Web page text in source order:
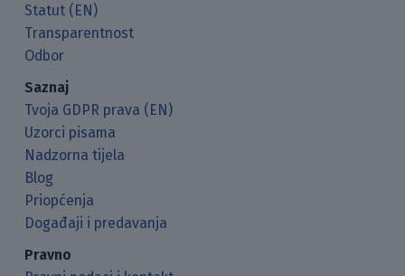
Statut (EN)
Transparentnost
Odbor
Saznaj
Tvoja GDPR prava (EN)
Uzorci pisama
Nadzorna tijela
Blog
Priopćenja
Događaji i predavanja
Pravno